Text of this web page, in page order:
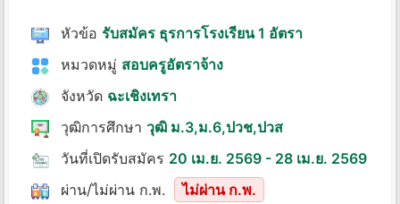
หัวข้อ รับสมัคร ธุรการโรงเรียน 1 อัตรา
หมวดหมู่ สอบครูอัตราจ้าง
จังหวัด ฉะเชิงเทรา
วุฒิการศึกษา วุฒิ ม.3,ม.6,ปวช,ปวส
วันที่เปิดรับสมัคร 20 เม.ย. 2569 - 28 เม.ย. 2569
ผ่าน/ไม่ผ่าน ก.พ.
ไม่ผ่าน ก.พ.